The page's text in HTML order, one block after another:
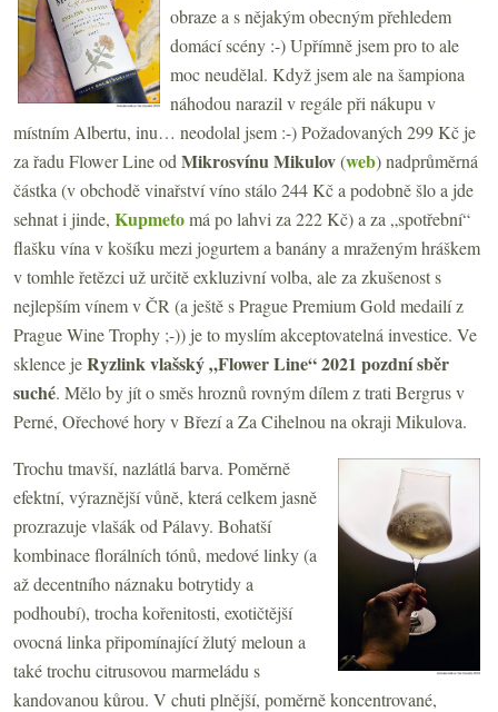
obraze a s nějakým obecným přehledem
domácí scény :-) Upřímně jsem pro to ale
moc neudělal. Když jsem ale na šampiona
náhodou narazil v regále při nákupu v
místním Albertu, inu… neodolal jsem :-) Požadovaných 299 Kč je
za řadu Flower Line od Mikrosvínu Mikulov(web) nadprůměrná
částka (v obchodě vinařství víno stálo 244 Kč a podobně šlo a jde
sehnat i jinde, Kupmetomá po lahvi za 222 Kč) a za „spotřební“
flašku vína v košíku mezi jogurtem a banány a mraženým hráškem
v tomhle řetězci už určitě exkluzivní volba, ale za zkušenost s
nejlepším vínem v ČR (a ještě s Prague Premium Gold medailí z
Prague Wine Trophy ;-)) je to myslím akceptovatelná investice. Ve
sklence jeRyzlink vlašský „Flower Line“ 2021 pozdní sběr
suché. Mělo by jít o směs hroznů rovným dílem z trati Bergrus v
Perné, Ořechové hory v Březí a Za Cihelnou na okraji Mikulova.
Trochu tmavší, nazlátlá barva. Poměrně
efektní, výraznější vůně, která celkem jasně
prozrazuje vlašák od Pálavy. Bohatší
kombinace florálních tónů, medové linky (a
až decentního náznaku botrytidy a
podhoubí), trocha kořenitosti, exotičtější
ovocná linka připomínající žlutý meloun a
také trochu citrusovou marmeládu s
kandovanou kůrou. V chuti plnější, poměrně koncentrované,